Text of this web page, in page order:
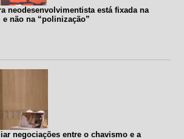
neodesenvolvimentista está fixada na
não na “polinização”
negociações entre o chavismo e a